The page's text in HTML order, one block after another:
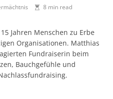
8 min read
Jahren Menschen zu Erbe
Organisationen. Matthias
Fund­raiserin beim
Bauchgefühle und